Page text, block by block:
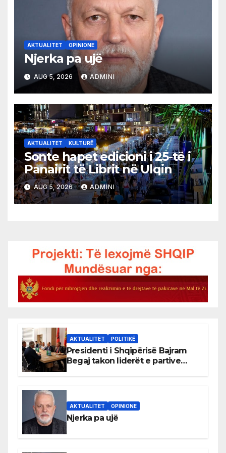
AKTUALITET OPINIONE
Njerka pa ujë
AUG 5, 2026 ADMINI
AKTUALITET KULTURË
Sonte hapet edicioni i 25-të i
Panairit të Librit në Ulqin
AUG 5, 2026 ADMINI
AKTUALITET POLITIKË
Presidenti i Shqipërisë Bajram
Begaj takon liderët e partive
AKTUALITET OPINIONE
Njerka pa ujë